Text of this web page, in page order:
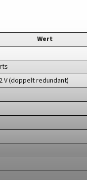
Wert
V (doppelt redundant)